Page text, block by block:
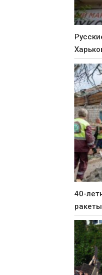
40-